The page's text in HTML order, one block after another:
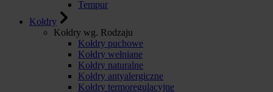
Tempur
Kołdry
Kołdry wg. Rodzaju
Kołdry puchowe
Kołdry wełniane
Kołdry naturalne
Kołdry antyalergiczne
Kołdry termoregulacyjne